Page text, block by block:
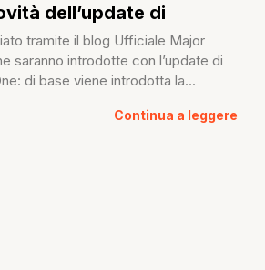
dell’update di
tramite il blog Ufficiale Major
saranno introdotte con l’update di
di base viene introdotta la...
Continua a leggere